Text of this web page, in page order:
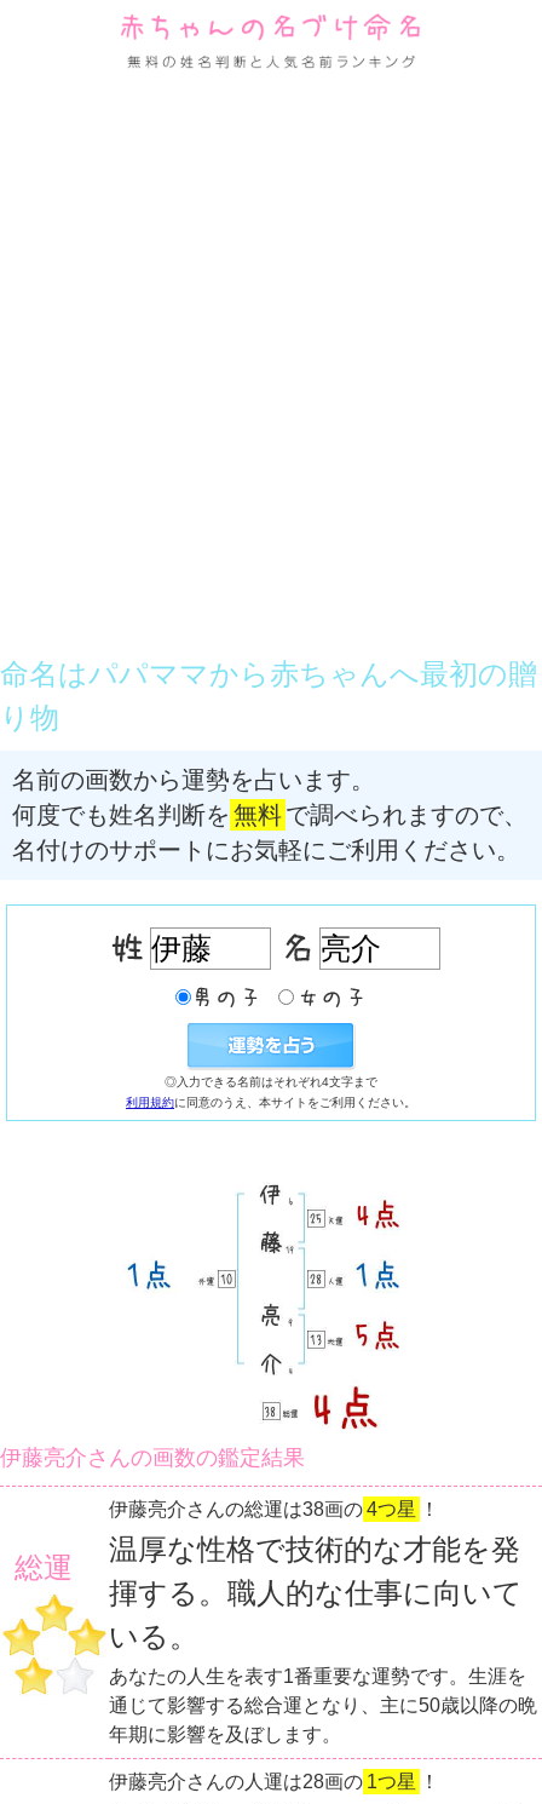
命名はパパママから赤ちゃんへ最初の贈
り物
名前の画数から運勢を占います。
何度でも姓名判断を 無料で調べられますので、
名付けのサポートにお気軽にご利用ください。
◎入力できる名前はそれぞれ4文字まで
利用規約に同意のうえ、本サイトをご利用ください。
伊藤亮介さんの画数の鑑定結果
総運
伊藤亮介さんの総運は38画の4つ星 ！
温厚な性格で技術的な才能を発
揮する。職人的な仕事に向いて
いる。
あなたの人生を表す1番重要な運勢です。生涯を
通じて影響する総合運となり、主に50歳以降の晩
年期に影響を及ぼします。
伊藤亮介さんの人運は28画の 1つ星 ！